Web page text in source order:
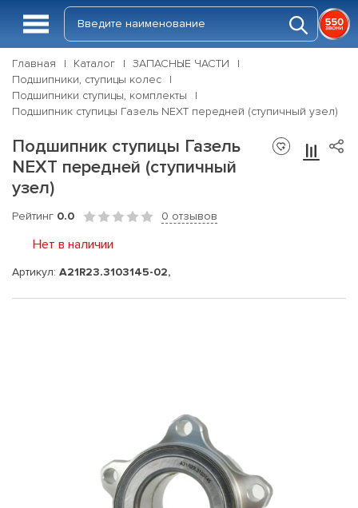
Главная Каталог
ЗАПАСНЫЕ ЧАСТИ
Подшипники, ступицы колес
Подшипники ступицы, комплекты
Подшипник ступицы Газель NEXT передней (ступичный узел)
Подшипник ступицы Газель
NEXT передней (ступичный
узел)
Рейтинг 0.0 0 отзывов
Нет в наличии
Артикул: А21R23.3103145-02,